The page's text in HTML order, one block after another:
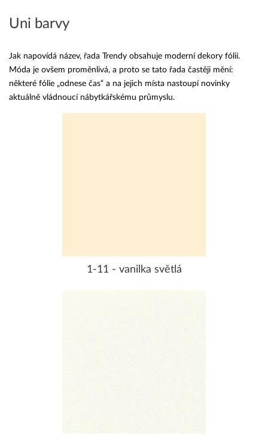
Uni barvy
Jak napovídá název, řada Trendy obsahuje moderní dekory fólií.
Móda je ovšem proměnlivá, a proto se tato řada častěji mění:
některé fólie „odnese čas“ a na jejich místa nastoupí novinky
aktuálně vládnoucí nábytkářskému průmyslu.
1-11 - vanilka světlá